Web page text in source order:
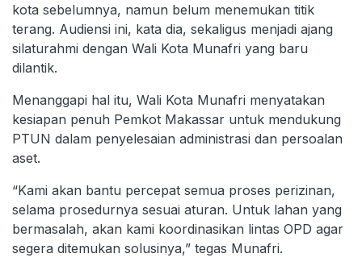
kota sebelumnya, namun belum menemukan titik
terang. Audiensi ini, kata dia, sekaligus menjadi ajang
silaturahmi dengan Wali Kota Munafri yang baru
dilantik.
Menanggapi hal itu, Wali Kota Munafri menyatakan
kesiapan penuh Pemkot Makassar untuk mendukung
PTUN dalam penyelesaian administrasi dan persoalan
aset.
“Kami akan bantu percepat semua proses perizinan,
selama prosedurnya sesuai aturan. Untuk lahan yang
bermasalah, akan kami koordinasikan lintas OPD agar
segera ditemukan solusinya,” tegas Munafri.